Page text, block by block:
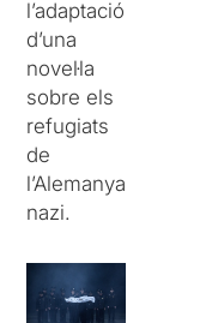
l’adaptació
d’una
novel·la
sobre els
refugiats
de
l’Alemanya
nazi.